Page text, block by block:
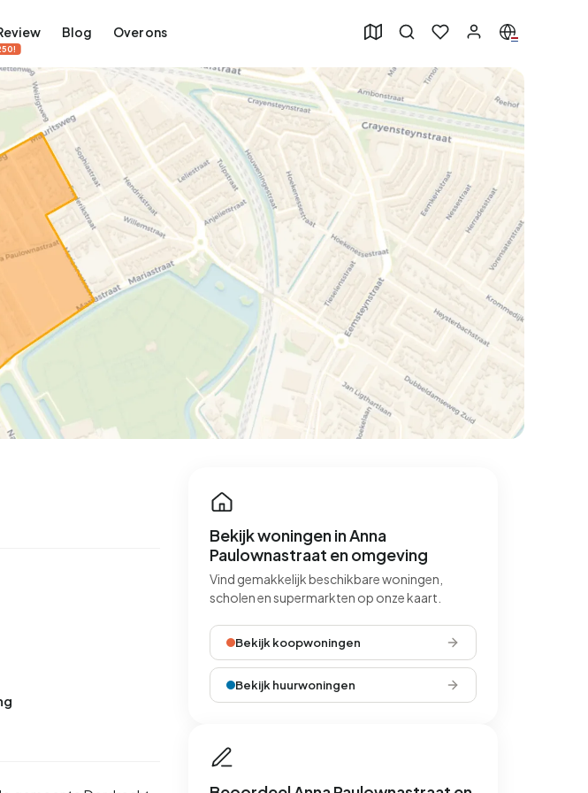
Blog Over ons
Bekijk woningen in Anna
Paulownastraat en omgeving
Vind gemakkelijk beschikbare woningen,
scholen en supermarkten op onze kaart.
Bekijk koopwoningen
Bekijk huurwoningen